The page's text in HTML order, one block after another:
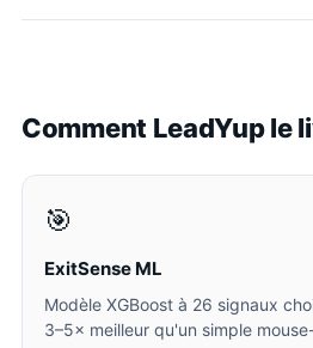
Comment LeadYup le
🎯
ExitSense ML
Modèle XGBoost à 26 signaux
3–5× meilleur qu'un simple